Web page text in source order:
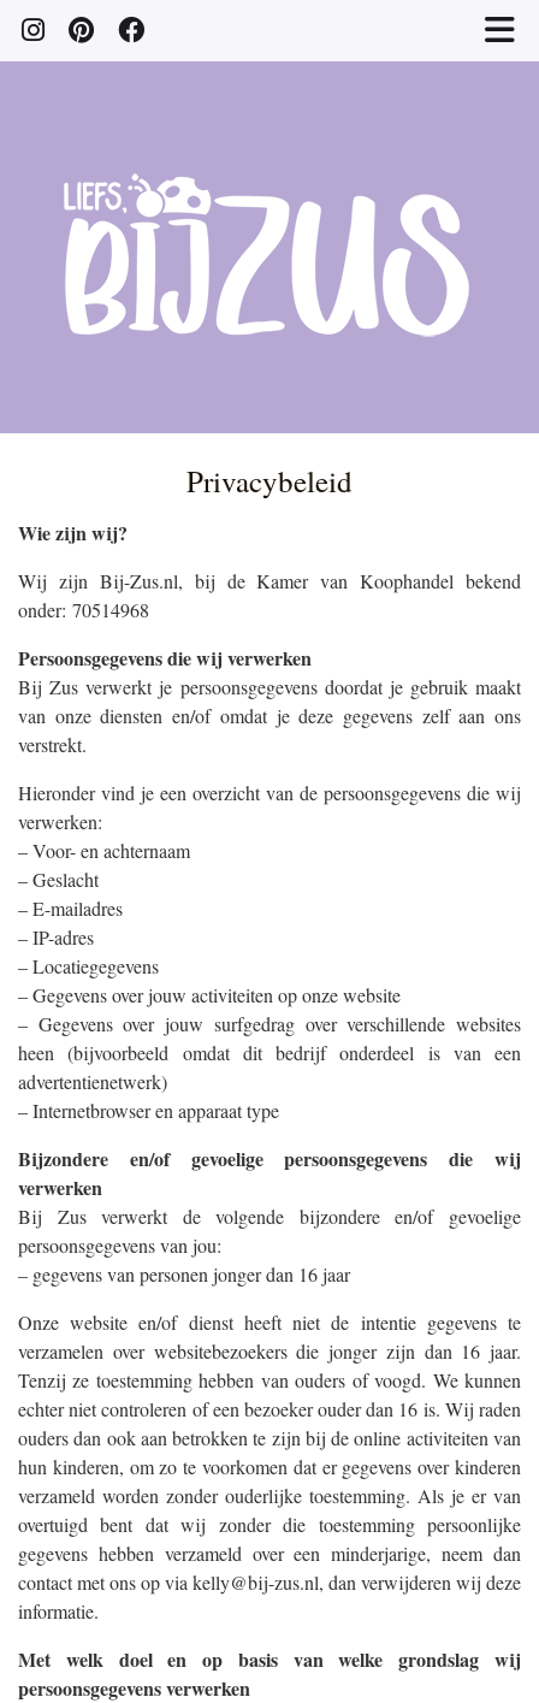
Privacybeleid
Wie zijn wij?
Wij zijn Bij-Zus.nl, bij de Kamer van Koophandel bekend
onder: 70514968
Persoonsgegevens die wij verwerken
Bij Zus verwerkt je persoonsgegevens doordat je gebruik maakt
van onze diensten en/of omdat je deze gegevens zelf aan ons
verstrekt.
Hieronder vind je een overzicht van de persoonsgegevens die wij
verwerken:
– Voor- en achternaam
– Geslacht
– E-mailadres
– IP-adres
– Locatiegegevens
– Gegevens over jouw activiteiten op onze website
– Gegevens over jouw surfgedrag over verschillende websites
heen (bijvoorbeeld omdat dit bedrijf onderdeel is van een
advertentienetwerk)
– Internetbrowser en apparaat type
Bijzondere en/of gevoelige persoonsgegevens die wij
verwerken
Bij Zus verwerkt de volgende bijzondere en/of gevoelige
persoonsgegevens van jou:
– gegevens van personen jonger dan 16 jaar
Onze website en/of dienst heeft niet de intentie gegevens te
verzamelen over websitebezoekers die jonger zijn dan 16 jaar.
Tenzij ze toestemming hebben van ouders of voogd. We kunnen
echter niet controleren of een bezoeker ouder dan 16 is. Wij raden
ouders dan ook aan betrokken te zijn bij de online activiteiten van
hun kinderen, om zo te voorkomen dat er gegevens over kinderen
verzameld worden zonder ouderlijke toestemming. Als je er van
overtuigd bent dat wij zonder die toestemming persoonlijke
gegevens hebben verzameld over een minderjarige, neem dan
contact met ons op via kelly@bij-zus.nl, dan verwijderen wij deze
informatie.
Met welk doel en op basis van welke grondslag wij
persoonsgegevens verwerken